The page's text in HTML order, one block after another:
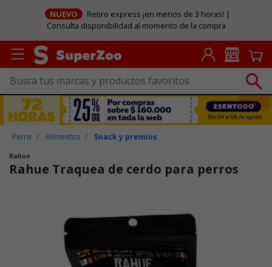
NUEVO
Retiro express ¡en menos de 3 horas! |
Consulta disponibilidad al momento de la compra
Perro Alimentos Snack y premios
Rahue
Rahue Traquea de cerdo para perros